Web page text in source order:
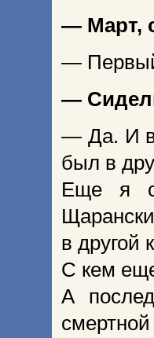
— Март,
—
—
— Да. И
был в
Еще я
в другой
С кем
А